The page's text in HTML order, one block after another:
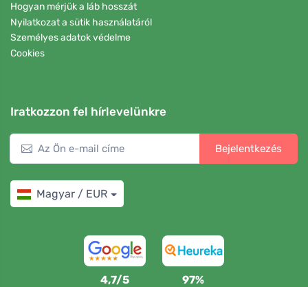
Hogyan mérjük a láb hosszát
Nyilatkozat a sütik használatáról
Személyes adatok védelme
Cookies
Iratkozzon fel hírlevelünkre
Bejelentkezés
Magyar / EUR
4,7/5 97%